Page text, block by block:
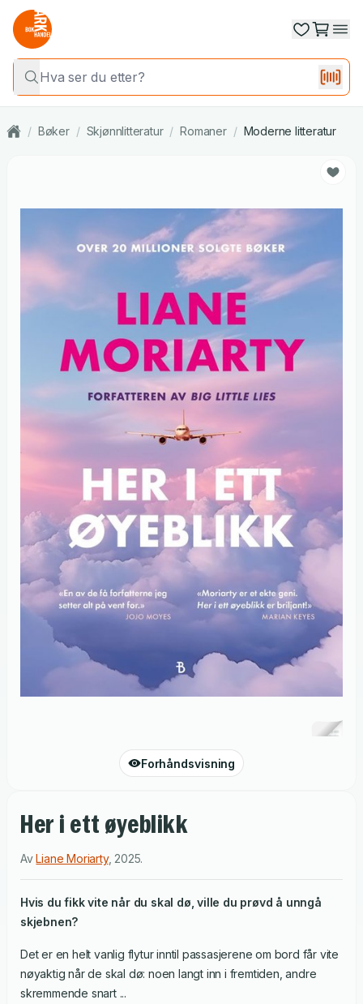
/ Bøker / Skjønnlitteratur / Romaner / Moderne litteratur
Forhåndsvisning
Her i ett øyeblikk
AvLiane Moriarty, 2025.
Hvis du fikk vite når du skal dø, ville du prøvd å unngå
skjebnen?
Det er en helt vanlig flytur inntil passasjerene om bord får vite
nøyaktig når de skal dø: noen langt inn i fremtiden, andre
skremmende snart ...